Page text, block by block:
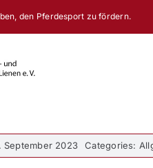
den Pferdesport zu fördern.
September 2023 Categories: